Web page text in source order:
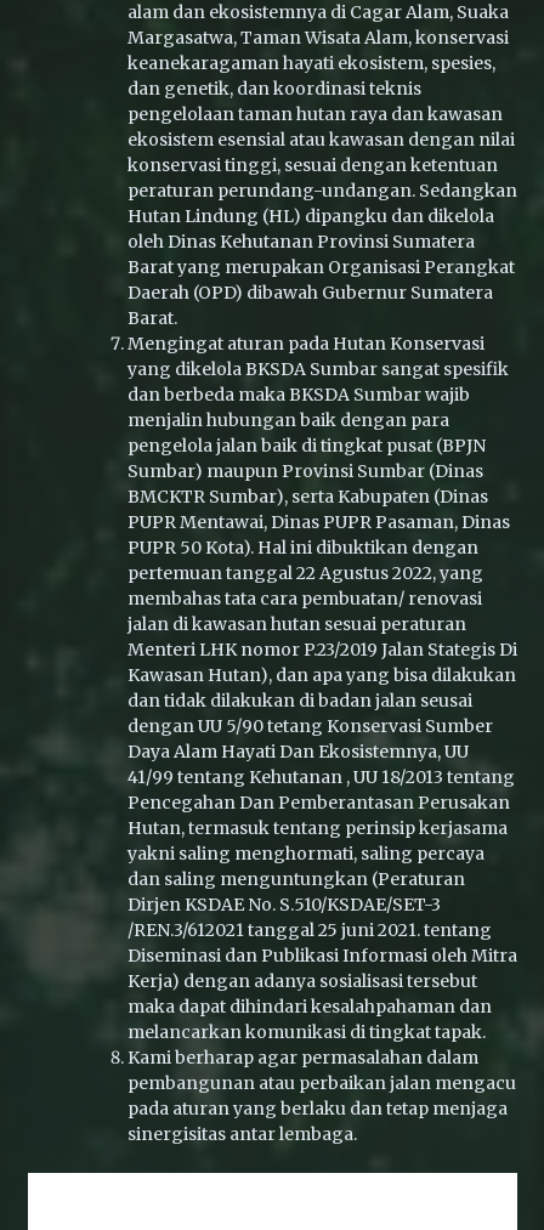
alam dan ekosistemnya di Cagar Alam, Suaka
Margasatwa, Taman Wisata Alam, konservasi
keanekaragaman hayati ekosistem, spesies,
dan genetik, dan koordinasi teknis
pengelolaan taman hutan raya dan kawasan
ekosistem esensial atau kawasan dengan nilai
konservasi tinggi, sesuai dengan ketentuan
peraturan perundang-undangan. Sedangkan
Hutan Lindung (HL) dipangku dan dikelola
oleh Dinas Kehutanan Provinsi Sumatera
Barat yang merupakan Organisasi Perangkat
Daerah (OPD) dibawah Gubernur Sumatera
Barat.
Mengingat aturan pada Hutan Konservasi
yang dikelola BKSDA Sumbar sangat spesifik
dan berbeda maka BKSDA Sumbar wajib
menjalin hubungan baik dengan para
pengelola jalan baik di tingkat pusat (BPJN
Sumbar) maupun Provinsi Sumbar (Dinas
BMCKTR Sumbar), serta Kabupaten (Dinas
PUPR Mentawai, Dinas PUPR Pasaman, Dinas
PUPR 50 Kota). Hal ini dibuktikan dengan
pertemuan tanggal 22 Agustus 2022, yang
membahas tata cara pembuatan/ renovasi
jalan di kawasan hutan sesuai peraturan
Menteri LHK nomor P.23/2019 Jalan Stategis Di
Kawasan Hutan), dan apa yang bisa dilakukan
dan tidak dilakukan di badan jalan seusai
dengan UU 5/90 tetang Konservasi Sumber
Daya Alam Hayati Dan Ekosistemnya, UU
41/99 tentang Kehutanan , UU 18/2013 tentang
Pencegahan Dan Pemberantasan Perusakan
Hutan, termasuk tentang perinsip kerjasama
yakni saling menghormati, saling percaya
dan saling menguntungkan (Peraturan
Dirjen KSDAE No. S.510/KSDAE/SET-3
/REN.3/612021 tanggal 25 juni 2021. tentang
Diseminasi dan Publikasi Informasi oleh Mitra
Kerja) dengan adanya sosialisasi tersebut
maka dapat dihindari kesalahpahaman dan
melancarkan komunikasi di tingkat tapak.
Kami berharap agar permasalahan dalam
pembangunan atau perbaikan jalan mengacu
pada aturan yang berlaku dan tetap menjaga
sinergisitas antar lembaga.